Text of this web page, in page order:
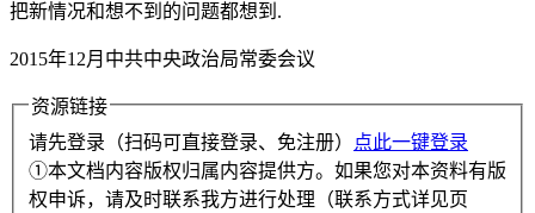
把新情况和想不到的问题都想到.
2015年12月中共中央政治局常委会议
资源链接
请先登录（扫码可直接登录、免注册）
点此一键登录
①本文档内容版权归属内容提供方。如果您对本资料有版
权申诉，请及时联系我方进行处理（联系方式详见页